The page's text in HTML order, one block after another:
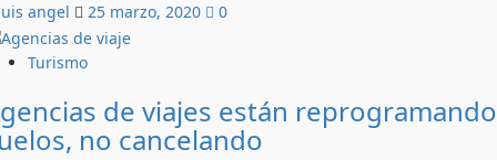
angel 25 marzo, 2020 0
Turismo
de viajes están reprogramando
no cancelando